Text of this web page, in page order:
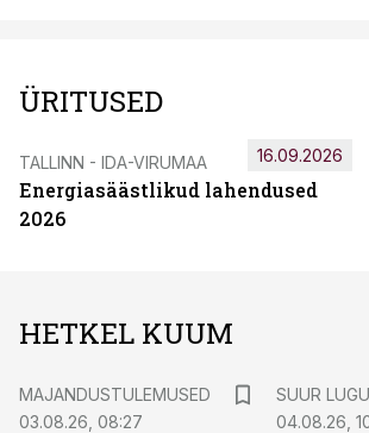
ÜRITUSED
TALLINN - IDA-VIRUMAA
Energiasäästlikud lahendused
2026
16.09.2026
HETKEL KUUM
MAJANDUSTULEMUSED
03.08.26, 08:27
SUUR LUGU
04.08.26,